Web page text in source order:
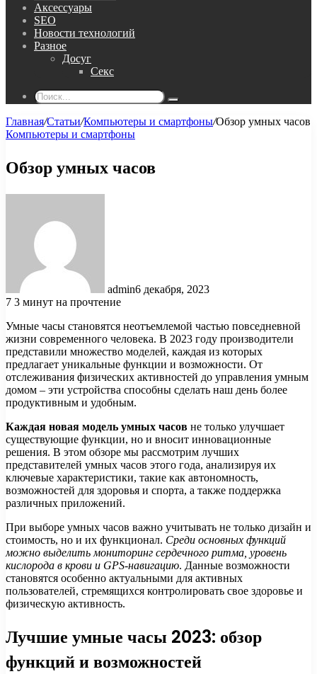
Аксессуары
SEO
Новости технологий
Разное
Досуг
Секс
Поиск...
Главная/Статьи/Компьютеры и смартфоны/Обзор умных часов
Компьютеры и смартфоны
Обзор умных часов
admin6 декабря, 2023
7 3 минут на прочтение
Умные часы становятся неотъемлемой частью повседневной
жизни современного человека. В 2023 году производители
представили множество моделей, каждая из которых
предлагает уникальные функции и возможности. От
отслеживания физических активностей до управления умным
домом – эти устройства способны сделать наш день более
продуктивным и удобным.
Каждая новая модель умных часов не только улучшает
существующие функции, но и вносит инновационные
решения. В этом обзоре мы рассмотрим лучших
представителей умных часов этого года, анализируя их
ключевые характеристики, такие как автономность,
возможностей для здоровья и спорта, а также поддержка
различных приложений.
При выборе умных часов важно учитывать не только дизайн и
стоимость, но и их функционал. Среди основных функций
можно выделить мониторинг сердечного ритма, уровень
кислорода в крови и GPS-навигацию. Данные возможности
становятся особенно актуальными для активных
пользователей, стремящихся контролировать свое здоровье и
физическую активность.
Лучшие умные часы 2023: обзор
функций и возможностей